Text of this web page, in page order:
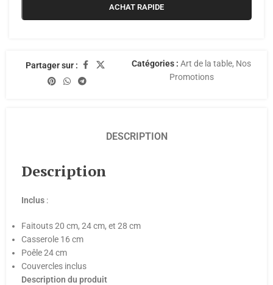
ACHAT RAPIDE
Partager sur : Catégories : Art de la table, Nos
Promotions
DESCRIPTION
Description
Inclus :
Faitouts 20 cm, 24 cm, et 28 cm
Casserole 16 cm
Poêle 24 cm
Couvercles inclus
Description du produit